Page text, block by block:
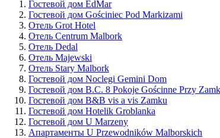
Гостевой дом EdMar
Гостевой дом Gościniec Pod Markizami
Отель Grot Hotel
Отель Centrum Malbork
Отель Dedal
Отель Majewski
Отель Stary Malbork
Гостевой дом Noclegi Gemini Dom
Гостевой дом B.C. 8 Pokoje Gościnne Przy
Гостевой дом B&B vis a vis Zamku
Гостевой дом Hotelik Groblanka
Гостевой дом U Marzeny
Апартаменты U Przewodników Malborskich